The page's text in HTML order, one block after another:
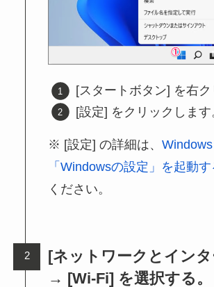
[スタートボタン] を右ク
[設定] をクリックします
[設定] の詳細は、
「Windowsの設定」を起動
ください。
[ネットワークとイン
→ [Wi-Fi] を選択する。